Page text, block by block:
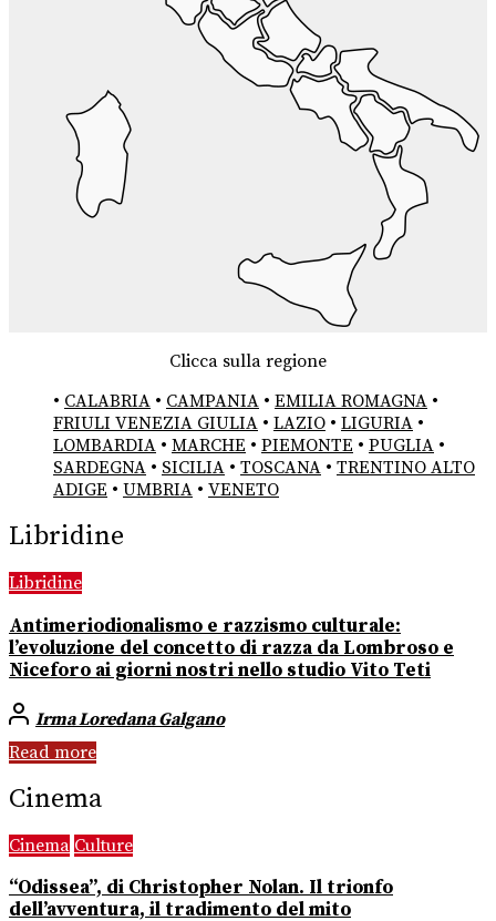
Clicca sulla regione
• CALABRIA • CAMPANIA • EMILIA ROMAGNA •
FRIULI VENEZIA GIULIA • LAZIO • LIGURIA •
LOMBARDIA • MARCHE • PIEMONTE • PUGLIA •
SARDEGNA • SICILIA • TOSCANA • TRENTINO ALTO
ADIGE • UMBRIA • VENETO
Libridine
Libridine
Antimeriodionalismo e razzismo culturale:
l’evoluzione del concetto di razza da Lombroso e
Niceforo ai giorni nostri nello studio Vito Teti
Irma Loredana Galgano
Read more
Cinema
Cinema Culture
“Odissea”, di Christopher Nolan. Il trionfo
dell’avventura, il tradimento del mito